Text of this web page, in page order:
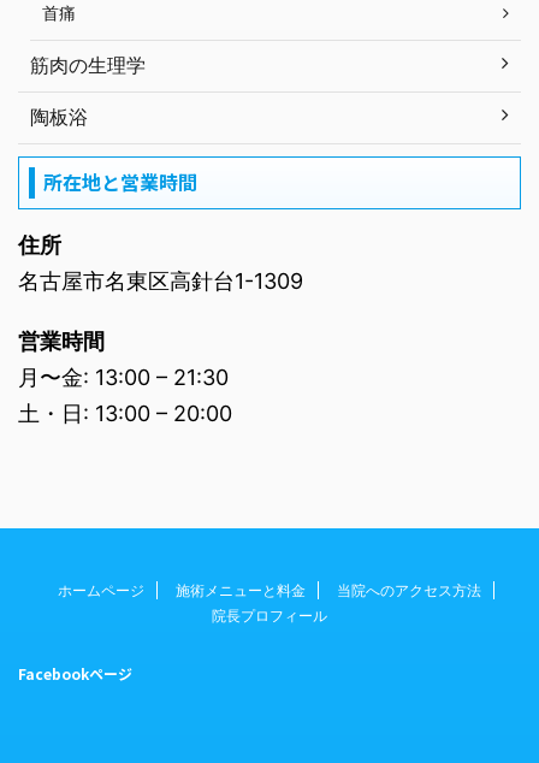
首痛
筋肉の生理学
陶板浴
所在地と営業時間
住所
名古屋市名東区高針台1-1309
営業時間
月〜金: 13:00 – 21:30
土・日: 13:00 – 20:00
ホームページ 施術メニューと料金
当院へのアクセス方法
院長プロフィール
Facebookページ